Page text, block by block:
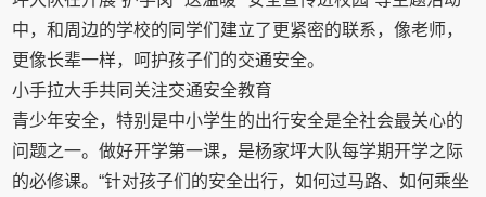
中，和周边的学校的同学们建立了更紧密的联系，像老师，
更像长辈一样，呵护孩子们的交通安全。
小手拉大手共同关注交通安全教育
青少年安全，特别是中小学生的出行安全是全社会最关心的
问题之一。做好开学第一课，是杨家坪大队每学期开学之际
的必修课。“针对孩子们的安全出行，如何过马路、如何乘坐